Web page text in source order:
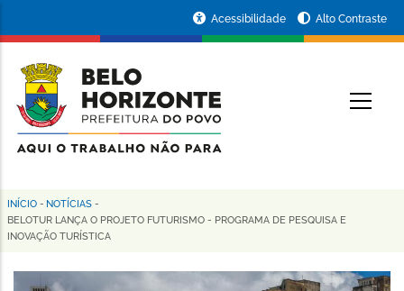
conteúdo
principal
da
Prefeitura
de
Horizonte
Acessibilidade Alto Contraste
Trilha
de
navegação
INÍCIO - NOTÍCIAS -
BELOTUR LANÇA O PROJETO FUTURISMO - PROGRAMA DE PESQUISA E
INOVAÇÃO TURÍSTICA